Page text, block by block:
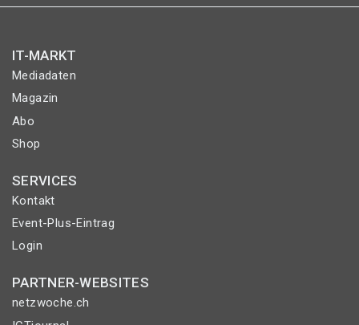
IT-MARKT
Mediadaten
Magazin
Abo
Shop
SERVICES
Kontakt
Event-Plus-Eintrag
Login
PARTNER-WEBSITES
netzwoche.ch